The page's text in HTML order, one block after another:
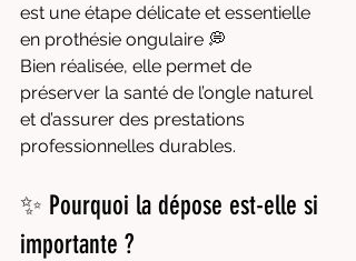
est une étape délicate et essentielle
en prothésie ongulaire 💭
Bien réalisée, elle permet de
préserver la santé de l’ongle naturel
et d’assurer des prestations
professionnelles durables.
✨ Pourquoi la dépose est-elle si
importante ?